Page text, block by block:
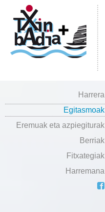
Harrera
Egitasmoak
Eremuak eta azpiegiturak
Berriak
Fitxategiak
Harremana